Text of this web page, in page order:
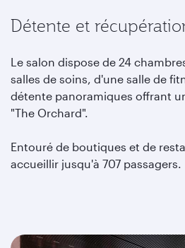
Détente et
Le salon dispose de 24
salles de soins, d'une salle de
détente panoramiques offrant
"The Orchard".
Entouré de boutiques et de
accueillir jusqu'à 707 passagers.